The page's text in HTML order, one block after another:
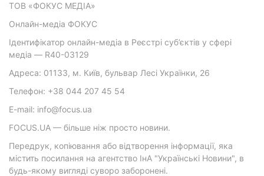
ТОВ «ФОКУС МЕДІА»
Онлайн-медіа ФОКУС
Ідентифікатор онлайн-медіа в Реєстрі суб’єктів у сфері
медіа — R40-03129
Адреса: 01133, м. Київ, бульвар Лесі Українки, 26
Телефон: +38 044 207 45 54
E-mail: info@focus.ua
FOCUS.UA — більше ніж просто новини.
Передрук, копіювання або відтворення інформації, яка
містить посилання на агентство ІнА "Українські Новини", в
будь-якому вигляді суворо заборонені.